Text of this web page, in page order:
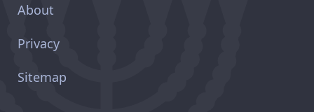
About
Privacy
Sitemap